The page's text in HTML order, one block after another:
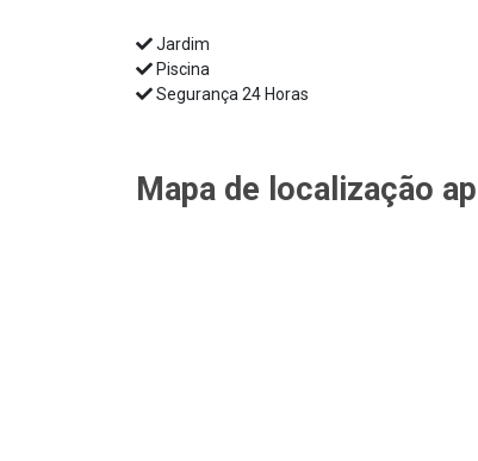
Jardim
Piscina
Segurança 24 Horas
Mapa de localização